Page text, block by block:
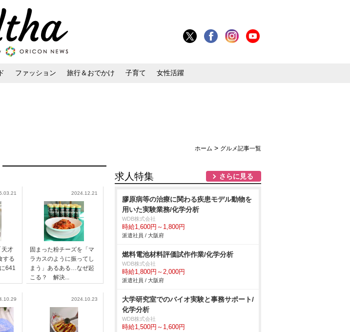
ファッション 旅行＆おでかけ 子育て 女性活躍
ホーム > グルメ記事一覧
天才
する
641
2024.12.21
固まった粉チーズを「マ
ラカスのように振ってし
まう」あるある…なぜ起
こる？ 解決...
2024.10.23
求人特集 さらに見る
膠原病等の治療に関わる疾患モデル動物を
用いた実験業務/化学分析
WDB株式会社
時給1,600円～1,800円
派遣社員 / 大阪府
燃料電池材料評価試作作業/化学分析
WDB株式会社
時給1,800円～2,000円
派遣社員 / 大阪府
大学研究室でのバイオ実験と事務サポート/
化学分析
WDB株式会社
時給1,500円～1,600円